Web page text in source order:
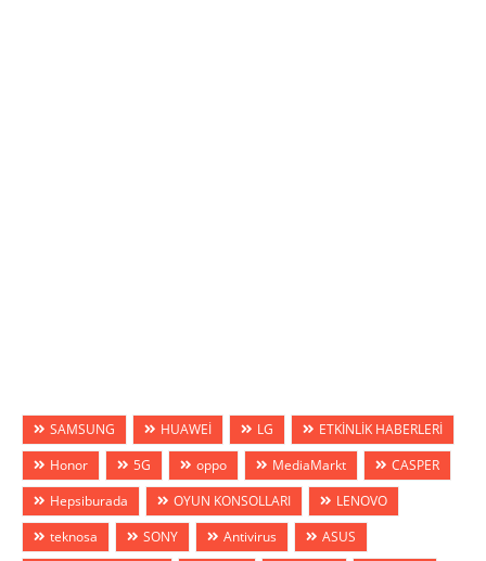
SAMSUNG HUAWEİ LG
ETKİNLİK HABERLERİ
Honor
5G oppo MediaMarkt
CASPER
Hepsiburada
OYUN KONSOLLARI
LENOVO
teknosa
SONY Antivirus
ASUS